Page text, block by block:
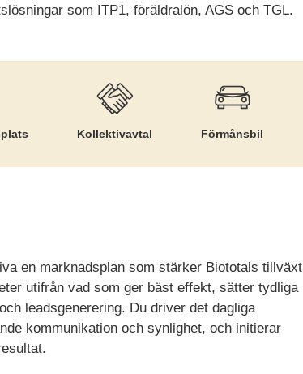
som ITP1, föräldralön, AGS och TGL.
Kollektiv­avtal Förmånsbil
en marknadsplan som stärker Biototals tillväxt
utifrån vad som ger bäst effekt, sätter tydliga
leadsgenerering. Du driver det dagliga
kommunikation och synlighet, och initierar